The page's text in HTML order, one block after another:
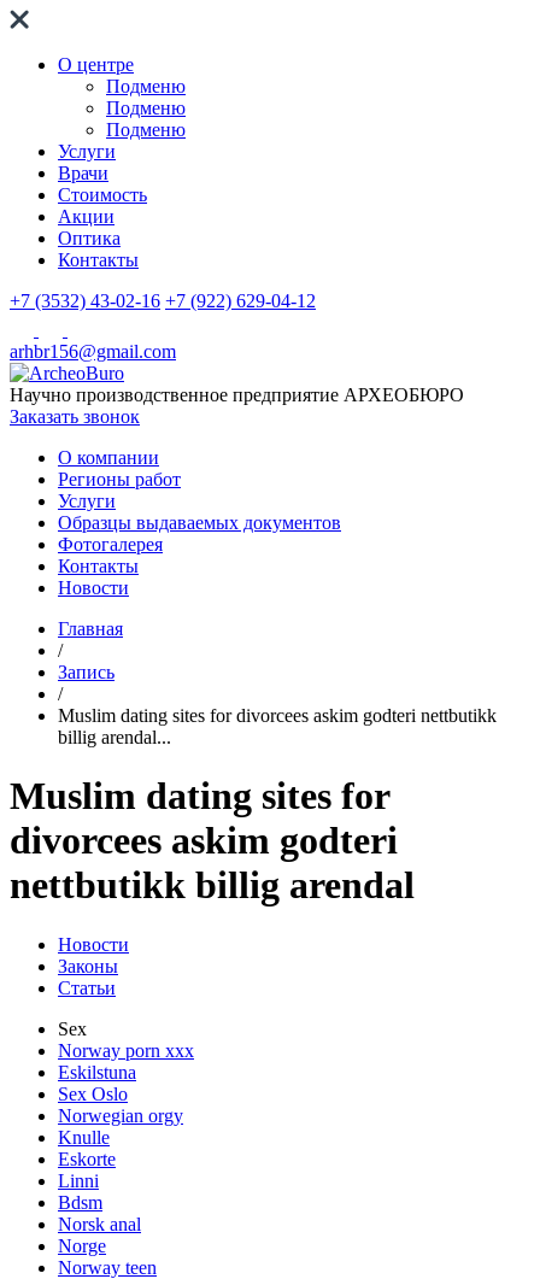
О центре
Подменю
Подменю
Подменю
Услуги
Врачи
Стоимость
Акции
Оптика
Контакты
+7 (3532) 43-02-16 +7 (922) 629-04-12
arhbr156@gmail.com
Научно производственное предприятие АРХЕОБЮРО
Заказать звонок
О компании
Регионы работ
Услуги
Образцы выдаваемых документов
Фотогалерея
Контакты
Новости
Главная
/
Запись
/
Muslim dating sites for divorcees askim godteri nettbutikk
billig arendal...
Muslim dating sites for
divorcees askim godteri
nettbutikk billig arendal
Новости
Законы
Статьи
Sex
Norway porn xxx
Eskilstuna
Sex Oslo
Norwegian orgy
Knulle
Eskorte
Linni
Bdsm
Norsk anal
Norge
Norway teen